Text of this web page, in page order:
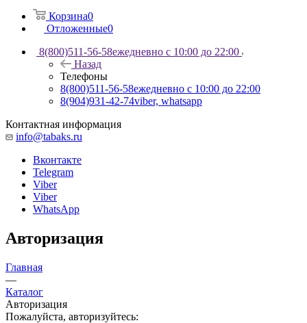
Корзина0
Отложенные0
8(800)511-56-58ежедневно с 10:00 до 22:00
Назад
Телефоны
8(800)511-56-58ежедневно с 10:00 до 22:00
8(904)931-42-74viber, whatsapp
Контактная информация
info@tabaks.ru
Вконтакте
Telegram
Viber
Viber
WhatsApp
Авторизация
Главная
—
Каталог
Авторизация
Пожалуйста, авторизуйтесь: